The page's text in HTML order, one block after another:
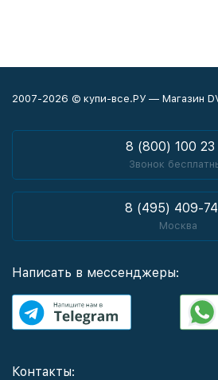
2007-2026 © купи-все.РУ — Магазин
8 (800) 100 23
Звонок
8 (495) 409-
Москва
Написать в мессенджеры:
Контакты: